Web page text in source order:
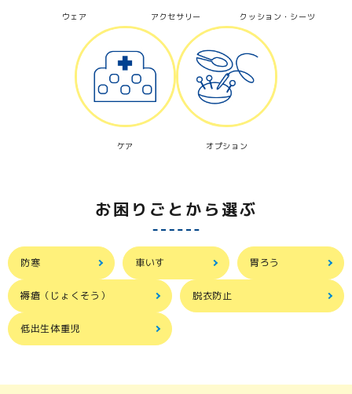
ウェア アクセサリー クッション・シーツ
ケア オプション
お困りごとから選ぶ
防寒 車いす 胃ろう
褥瘡（じょくそう） 脱衣防止
低出生体重児